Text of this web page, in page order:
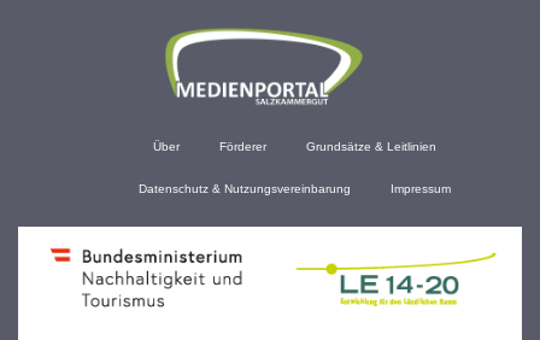
Über Förderer Grundsätze & Leitlinien
Datenschutz & Nutzungsvereinbarung Impressum